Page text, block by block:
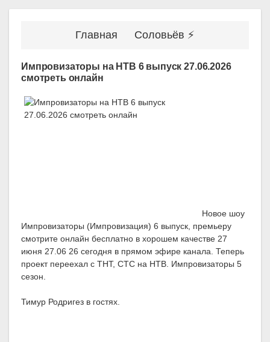
Главная Соловьёв ⚡
Импровизаторы на НТВ 6 выпуск 27.06.2026
смотреть онлайн
Новое шоу
Импровизаторы (Импровизация) 6 выпуск, премьеру
смотрите онлайн бесплатно в хорошем качестве 27
июня 27.06 26 сегодня в прямом эфире канала. Теперь
проект переехал с ТНТ, СТС на НТВ. Импровизаторы 5
сезон.
Тимур Родригез в гостях.